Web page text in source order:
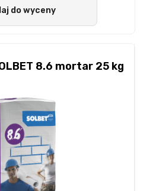
do wyceny
8.6 mortar 25 kg